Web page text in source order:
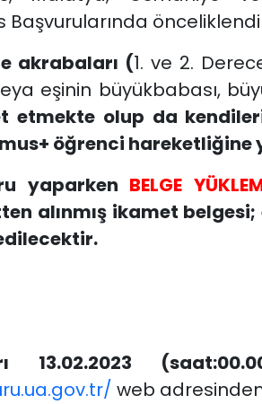
Başvurularında
akrabaları (1. ve 2.
eşinin büyükbabası,
etmekte olup da
öğrenci
yaparken BELGE
alınmış ikamet
13.02.2023
web